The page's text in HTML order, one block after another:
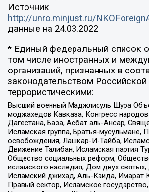
Источник:
http://unro.minjust.ru/
данные на 24.03.2022
* Единый федеральный список
том числе иностранных и
организаций, признанных в
законодательством
террористическими:
Высший военный Маджлисуль Шура
моджахедов Кавказа, Конгресс
Дагестана, База, Асбат аль-Ансар,
Исламская группа, Братья-мусульмане,
освобождения, Лашкар-И-Тайба,
Движение Талибан, Исламская партия
Общество социальных реформ,
исламского наследия, Дом двух
Исламский джихад, Аль-Каида, Имарат
Правый сектор, Исламское